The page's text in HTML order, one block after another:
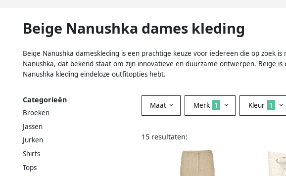
Beige Nanushka dames kleding
Beige Nanushka dameskleding is een prachtige keuze voor iedereen die op
Nanushka, dat bekend staat om zijn innovatieve en duurzame ontwerpen. Beige
Nanushka kleding eindeloze outfitopties hebt.
Categorieën
Broeken
Jassen
Jurken
Shirts
Tops
Maat Merk 1 Kleur 1
15 resultaten: